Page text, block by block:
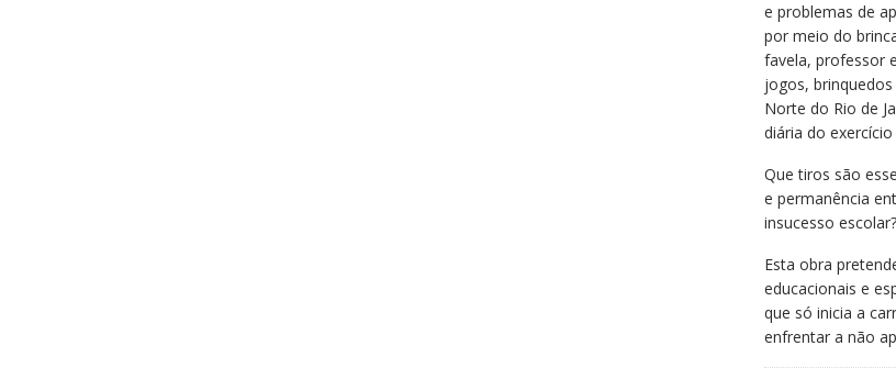
e problemas de
por meio do
favela, professor
jogos,
Norte do Rio de
diária do
Que tiros são
e permanência
insucesso
Esta obra
educacionais e
que só inicia a
enfrentar a não